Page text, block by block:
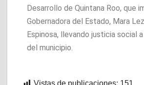
Desarrollo de Quintana Roo, que
Gobernadora del Estado, Mara
Espinosa, llevando justicia social
del municipio.
Vistas de publicaciones: 151